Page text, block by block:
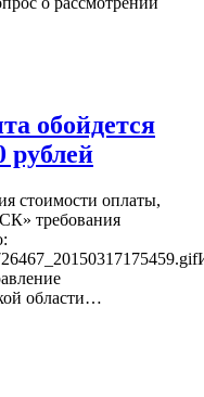
обойдется
стоимости оплаты,
требования
области…